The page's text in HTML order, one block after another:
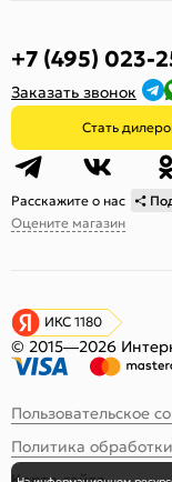
+7 (495) 023-
Заказать звонок
Стать
Расскажите о нас
Оцените магазин
ИКС 1180
© 2015—2026
Пользовательское
Политика